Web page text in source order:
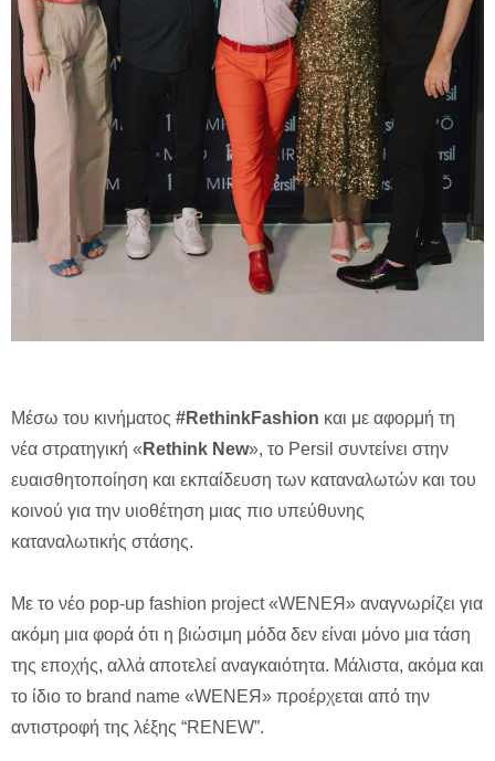
Μέσω του κινήματος #RethinkFashion και με αφορμή τη
νέα στρατηγική « Rethink New», το Persil συντείνει στην
ευαισθητοποίηση και εκπαίδευση των καταναλωτών και του
κοινού για την υιοθέτηση μιας πιο υπεύθυνης
καταναλωτικής στάσης.
Με το νέο pop-up fashion project «WENEЯ» αναγνωρίζει για
ακόμη μια φορά ότι η βιώσιμη μόδα δεν είναι μόνο μια τάση
της εποχής, αλλά αποτελεί αναγκαιότητα. Μάλιστα, ακόμα και
το ίδιο το brand name «WENEЯ» προέρχεται από την
αντιστροφή της λέξης “RENEW”.